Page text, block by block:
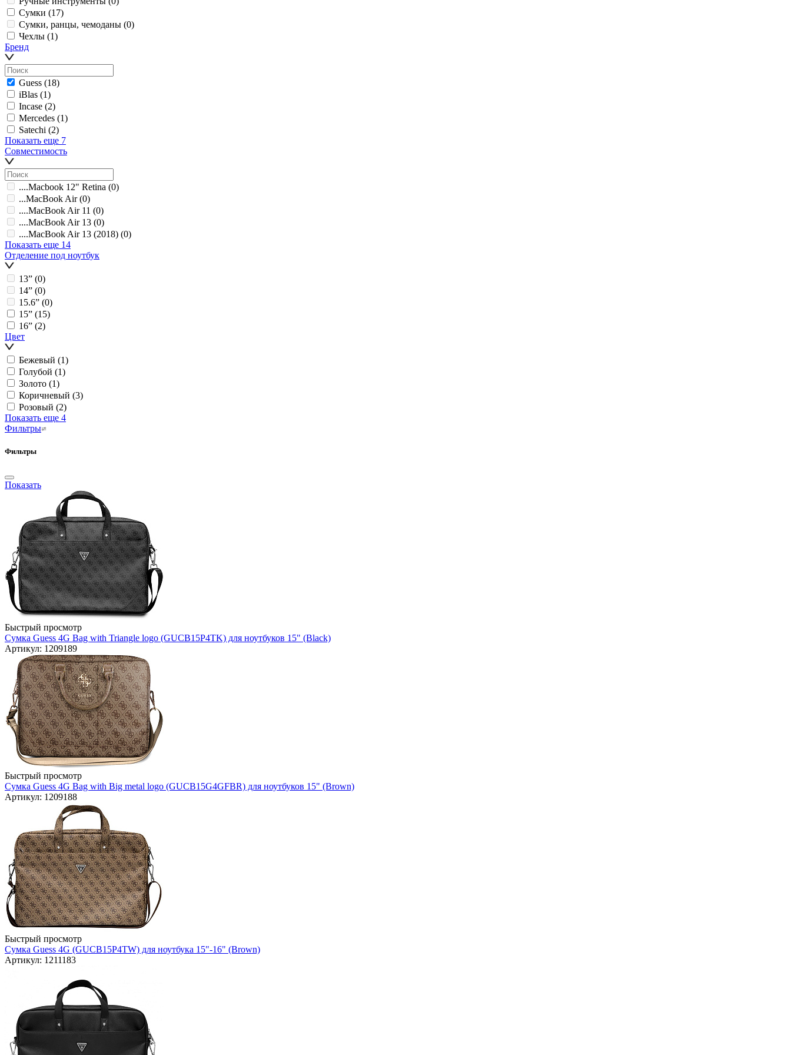
Сумки (17)
Сумки, ранцы, чемоданы (0)
Чехлы (1)
Бренд
Guess (18)
iBlas (1)
Incase (2)
Mercedes (1)
Satechi (2)
Показать еще 7
Совместимость
....Macbook 12" Retina (0)
...MacBook Air (0)
....MacBook Air 11 (0)
....MacBook Air 13 (0)
....MacBook Air 13 (2018) (0)
Показать еще 14
Отделение под ноутбук
13ˮ (0)
14ˮ (0)
15.6ˮ (0)
15ˮ (15)
16ˮ (2)
Цвет
Бежевый (1)
Голубой (1)
Золото (1)
Коричневый (3)
Розовый (2)
Показать еще 4
Фильтры
Фильтры
Показать
Быстрый просмотр
Сумка Guess 4G Bag with Triangle logo (GUCB15P4TK) для ноутбуков 15" (Black)
Артикул: 1209189
Быстрый просмотр
Сумка Guess 4G Bag with Big metal logo (GUCB15G4GFBR) для ноутбуков 15" (Brown)
Артикул: 1209188
Быстрый просмотр
Сумка Guess 4G (GUCB15P4TW) для ноутбука 15"-16" (Brown)
Артикул: 1211183